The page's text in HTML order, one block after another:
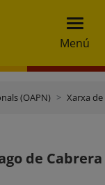
Menú
(OAPN) Xarxa
de Cabrera